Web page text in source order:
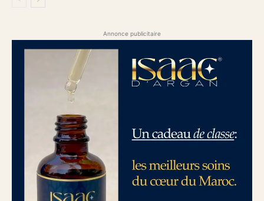
Annonce publicitaire